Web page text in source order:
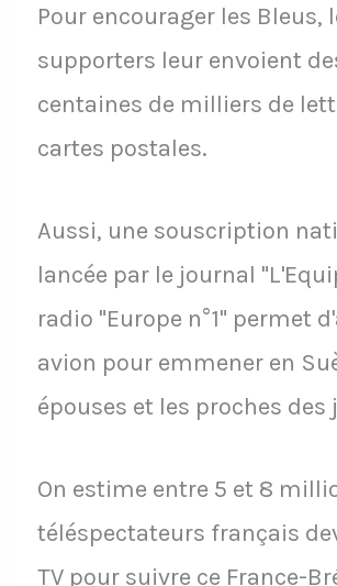
Pour encourager les Bleus,
supporters leur envoient
centaines de milliers de
cartes postales.
Aussi, une souscription
lancée par le journal
radio "Europe n°1" permet
avion pour emmener en
épouses et les proches des
On estime entre 5 et 8
téléspectateurs français
TV pour suivre ce France-